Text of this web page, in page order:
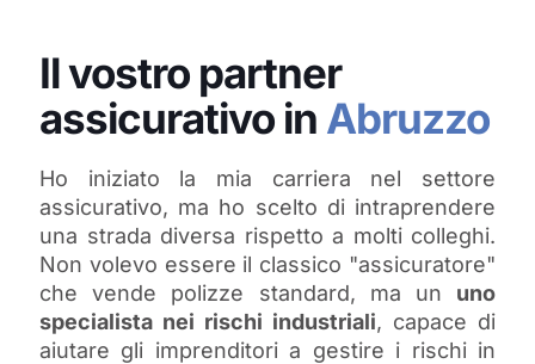
Il vostro partner
assicurativo in Abruzzo
Ho iniziato la mia carriera nel settore
assicurativo, ma ho scelto di intraprendere
una strada diversa rispetto a molti colleghi.
Non volevo essere il classico "assicuratore"
che vende polizze standard, ma un uno
specialista nei rischi industriali, capace di
aiutare gli imprenditori a gestire i rischi in